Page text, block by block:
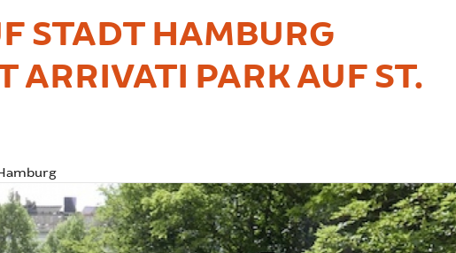
STADT HAMBURG
ARRIVATI PARK AUF ST.